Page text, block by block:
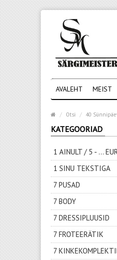
AVALEHT MEIST
Otsi 40
KATEGOORIAD
1 AINULT / 5 - ...
1 SINU TEKSTIGA
7 PUSAD
7 BODY
7 DRESSIPLUUSID
7 FROTEERÄTIK
7